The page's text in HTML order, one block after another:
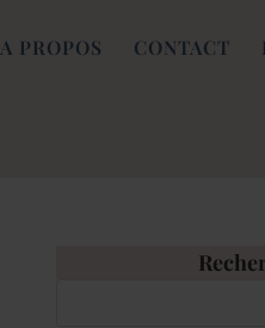
A PROPOS CONTACT